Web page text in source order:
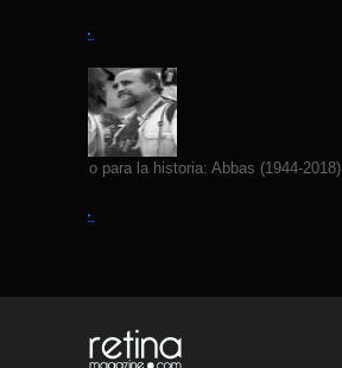
Leer más →
Yo fotografío para la historia: Abbas (1944-2018)
Leer más →